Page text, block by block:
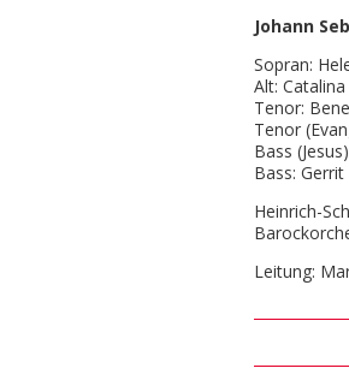
Johann
Sopran:
Alt:
Tenor:
Tenor
Bass
Bass:
Heinrich-
Leitung: